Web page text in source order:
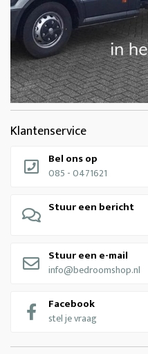
Klantenservice
Bel ons op
085 - 0471621
Stuur een bericht
Stuur een e-mail
info@bedroomshop.nl
Facebook
stel je vraag